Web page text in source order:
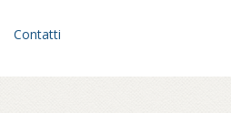
Contatti